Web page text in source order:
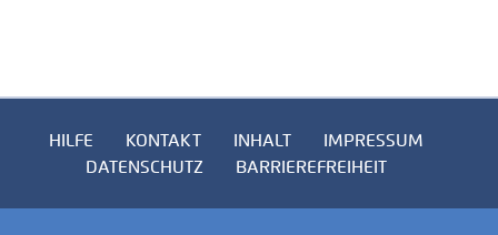
HILFE KONTAKT INHALT
IMPRESSUM
DATENSCHUTZ
BARRIEREFREIHEIT